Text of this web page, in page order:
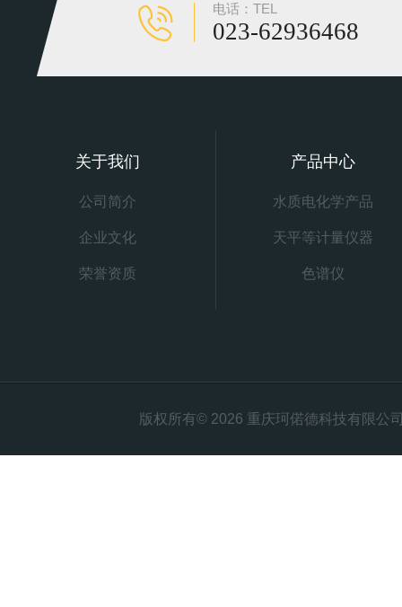
电话：TEL
023-62936468
关于我们
公司简介
企业文化
荣誉资质
产品中心
水质电化学产品
天平等计量仪器
色谱仪
版权所有© 2026 重庆珂偌德科技有限